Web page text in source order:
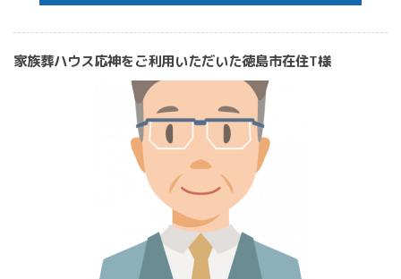
家族葬ハウス応神をご利用いただいた徳島市在住T様